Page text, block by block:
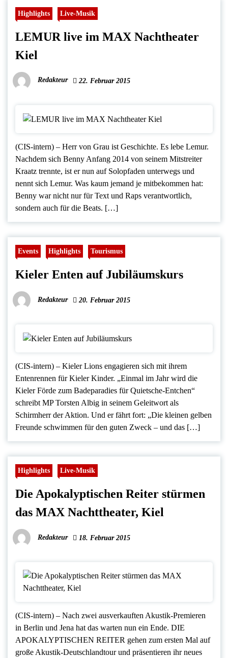
Highlights Live-Musik
LEMUR live im MAX Nachtheater
Kiel
Redakteur 22. Februar 2015
(CIS-intern) – Herr von Grau ist Geschichte. Es lebe Lemur.
Nachdem sich Benny Anfang 2014 von seinem Mitstreiter
Kraatz trennte, ist er nun auf Solopfaden unterwegs und
nennt sich Lemur. Was kaum jemand je mitbekommen hat:
Benny war nicht nur für Text und Raps verantwortlich,
sondern auch für die Beats. […]
Events Highlights Tourismus
Kieler Enten auf Jubiläumskurs
Redakteur 20. Februar 2015
(CIS-intern) – Kieler Lions engagieren sich mit ihrem
Entenrennen für Kieler Kinder. „Einmal im Jahr wird die
Kieler Förde zum Badeparadies für Quietsche-Entchen“
schreibt MP Torsten Albig in seinem Geleitwort als
Schirmherr der Aktion. Und er fährt fort: „Die kleinen gelben
Freunde schwimmen für den guten Zweck – und das […]
Highlights Live-Musik
Die Apokalyptischen Reiter stürmen
das MAX Nachttheater, Kiel
Redakteur 18. Februar 2015
(CIS-intern) – Nach zwei ausverkauften Akustik-Premieren
in Berlin und Jena hat das warten nun ein Ende. DIE
APOKALYPTISCHEN REITER gehen zum ersten Mal auf
große Akustik-Deutschlandtour und präsentieren ihr neues